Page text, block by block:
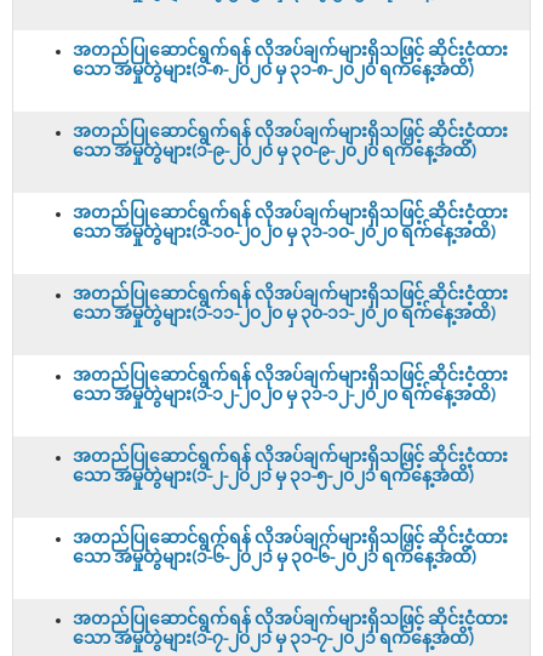
အတည်ပြုဆောင်ရွက်ရန် လိုအပ်ချက်များရှိသဖြင့် ဆိုင်းငံ့ထား
သော အမှုတွဲများ(၁-၈-၂၀၂၀ မှ ၃၁-၈-၂၀၂၀ ရက်နေ့အထိ)
အတည်ပြုဆောင်ရွက်ရန် လိုအပ်ချက်များရှိသဖြင့် ဆိုင်းငံ့ထား
သော အမှုတွဲများ(၁-၉-၂၀၂၀ မှ ၃၀-၉-၂၀၂၀ ရက်နေ့အထိ)
အတည်ပြုဆောင်ရွက်ရန် လိုအပ်ချက်များရှိသဖြင့် ဆိုင်းငံ့ထား
သော အမှုတွဲများ(၁-၁၀-၂၀၂၀ မှ ၃၁-၁၀-၂၀၂၀ ရက်နေ့အထိ)
အတည်ပြုဆောင်ရွက်ရန် လိုအပ်ချက်များရှိသဖြင့် ဆိုင်းငံ့ထား
သော အမှုတွဲများ(၁-၁၁-၂၀၂၀ မှ ၃၀-၁၁-၂၀၂၀ ရက်နေ့အထိ)
အတည်ပြုဆောင်ရွက်ရန် လိုအပ်ချက်များရှိသဖြင့် ဆိုင်းငံ့ထား
သော အမှုတွဲများ(၁-၁၂-၂၀၂၀ မှ ၃၁-၁၂-၂၀၂၀ ရက်နေ့အထိ)
အတည်ပြုဆောင်ရွက်ရန် လိုအပ်ချက်များရှိသဖြင့် ဆိုင်းငံ့ထား
သော အမှုတွဲများ(၁-၂-၂၀၂၁ မှ ၃၁-၅-၂၀၂၁ ရက်နေ့အထိ)
အတည်ပြုဆောင်ရွက်ရန် လိုအပ်ချက်များရှိသဖြင့် ဆိုင်းငံ့ထား
သော အမှုတွဲများ(၁-၆-၂၀၂၁ မှ ၃၀-၆-၂၀၂၁ ရက်နေ့အထိ)
အတည်ပြုဆောင်ရွက်ရန် လိုအပ်ချက်များရှိသဖြင့် ဆိုင်းငံ့ထား
သော အမှုတွဲများ(၁-၇-၂၀၂၁ မှ ၃၁-၇-၂၀၂၁ ရက်နေ့အထိ)